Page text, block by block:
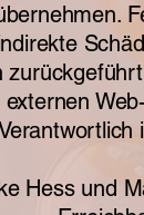
externen
Hess und